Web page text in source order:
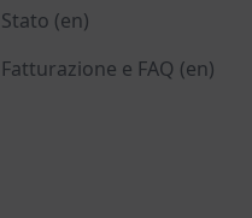
Stato (en)
Fatturazione e FAQ (en)